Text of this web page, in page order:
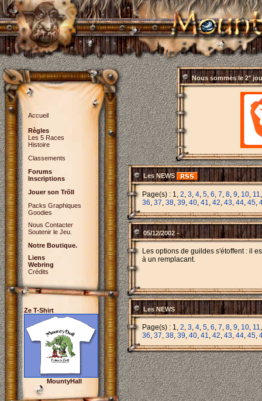
Accueil
Règles
Les 5 Races
Histoire
Classements
Forums
Inscriptions
Jouer son Trõll
Packs Graphiques
Goodies
Nous Contacter
Soutenir le Jeu.
Notre Boutique.
Liens
Webring
Crédits
Ze T-Shirt
MountyHall
Nous sommes le 2°
Les NEWS
Page(s) : 1, 2, 3, 4, 5, 6, 7, 8, 9, 10, 11
36, 37, 38, 39, 40, 41, 42, 43, 44, 45,
05/12/2002 -
Les options de guildes s'étoffent : il
à un remplacant.
Les NEWS
Page(s) : 1, 2, 3, 4, 5, 6, 7, 8, 9, 10, 11
36, 37, 38, 39, 40, 41, 42, 43, 44, 45,